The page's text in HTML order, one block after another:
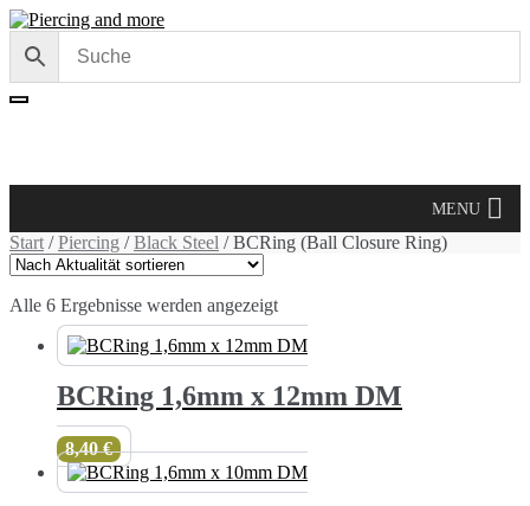
Skip
navigation
Skip
content
MENU
Start /Piercing /Black Steel / BCRing (Ball Closure Ring)
Alle 6 Ergebnisse werden angezeigtNach
Aktualität
sortiert
BCRing 1,6mm x 12mm DM
8,40€